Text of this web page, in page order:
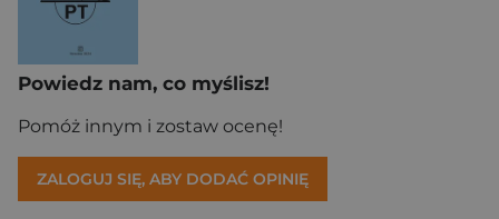
Powiedz nam, co myślisz!
Pomóż innym i zostaw ocenę!
ZALOGUJ SIĘ, ABY DODAĆ OPINIĘ